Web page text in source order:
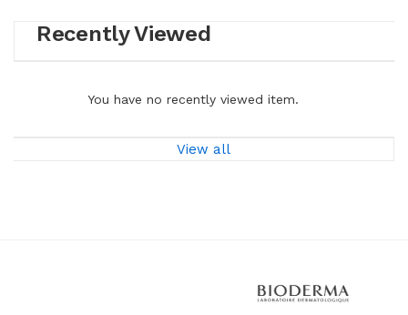
Recently Viewed
You have no recently viewed item.
View all